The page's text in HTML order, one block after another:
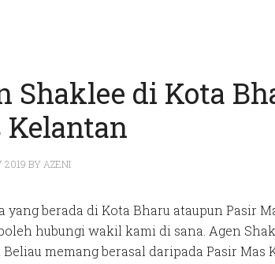
Shaklee di Kota
Kelantan
2019 BY AZENI
yang berada di Kota Bharu ataupun Pasir
hubungi wakil kami di sana. Agen
memang berasal daripada Pasir Mas